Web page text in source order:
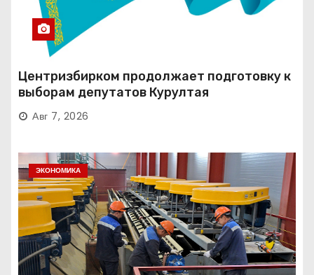
Центризбирком продолжает подготовку к
выборам депутатов Курултая
Авг 7, 2026
ЭКОНОМИКА